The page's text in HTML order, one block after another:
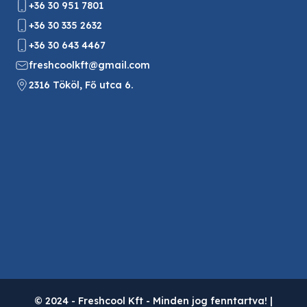
+36 30 951 7801
+36 30 335 2632
+36 30 643 4467
freshcoolkft@gmail.com
2316 Tököl, Fő utca 6.
© 2024 - Freshcool Kft - Minden jog fenntartva! |